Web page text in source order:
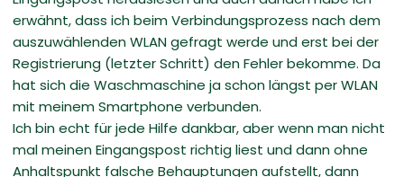
erwähnt, dass ich beim Verbindungsprozess nach dem
auszuwählenden WLAN gefragt werde und erst bei der
Registrierung (letzter Schritt) den Fehler bekomme. Da
hat sich die Waschmaschine ja schon längst per WLAN
mit meinem Smartphone verbunden.
Ich bin echt für jede Hilfe dankbar, aber wenn man nicht
mal meinen Eingangspost richtig liest und dann ohne
Anhaltspunkt falsche Behauptungen aufstellt, dann